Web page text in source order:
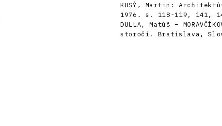
KUSÝ, Martin:
1976. s. 118-119, 141,
DULLA, Matúš –
storočí. Bratislava,